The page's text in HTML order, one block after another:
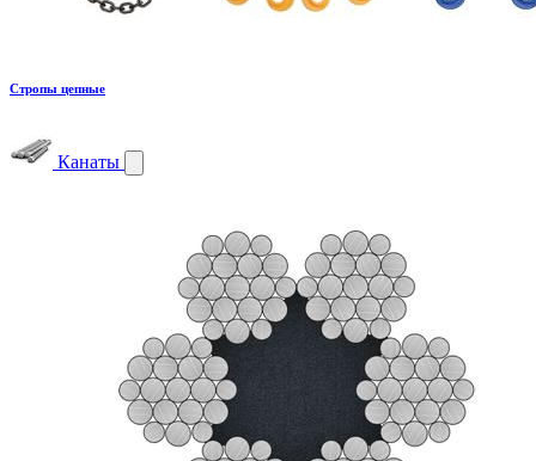
Стропы цепные
Канаты